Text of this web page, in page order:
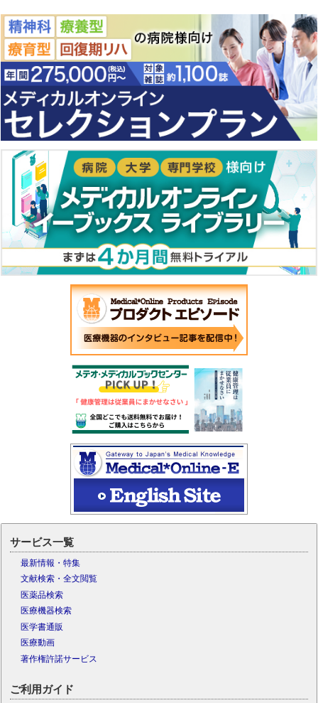
サービス一覧
最新情報・特集
文献検索・全文閲覧
医薬品検索
医療機器検索
医学書通販
医療動画
著作権許諾サービス
ご利用ガイド